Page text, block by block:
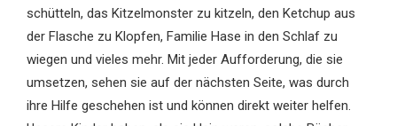
schütteln, das Kitzelmonster zu kitzeln, den Ketchup aus
der Flasche zu Klopfen, Familie Hase in den Schlaf zu
wiegen und vieles mehr. Mit jeder Aufforderung, die sie
umsetzen, sehen sie auf der nächsten Seite, was durch
ihre Hilfe geschehen ist und können direkt weiter helfen.